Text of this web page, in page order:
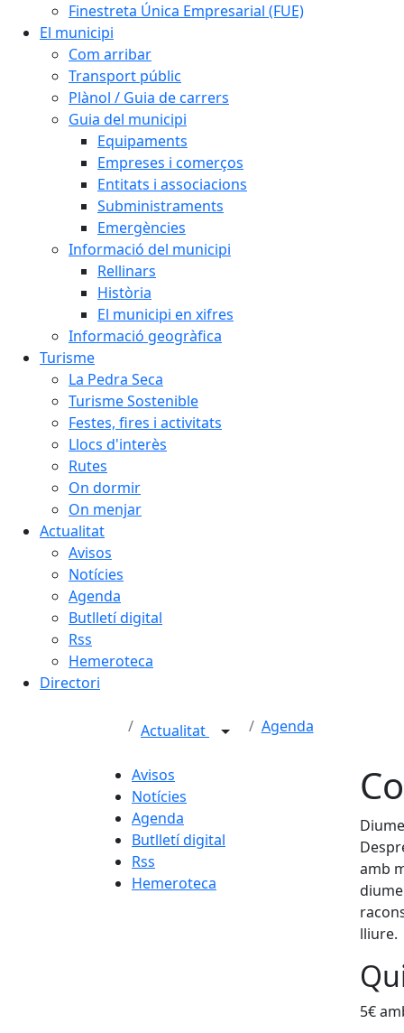
Finestreta Única Empresarial (FUE)
El municipi
Com arribar
Transport públic
Plànol / Guia de carrers
Guia del municipi
Equipaments
Empreses i comerços
Entitats i associacions
Subministraments
Emergències
Informació del municipi
Rellinars
Història
El municipi en xifres
Informació geogràfica
Turisme
La Pedra Seca
Turisme Sostenible
Festes, fires i activitats
Llocs d'interès
Rutes
On dormir
On menjar
Actualitat
Avisos
Notícies
Agenda
Butlletí digital
Rss
Hemeroteca
Directori
Actualitat Agenda
Avisos
Notícies
Agenda
Butlletí digital
Rss
Hemeroteca
amb
lliure.
5€